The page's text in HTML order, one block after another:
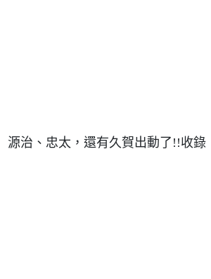
源治、忠太，還有久賀出動了!!收